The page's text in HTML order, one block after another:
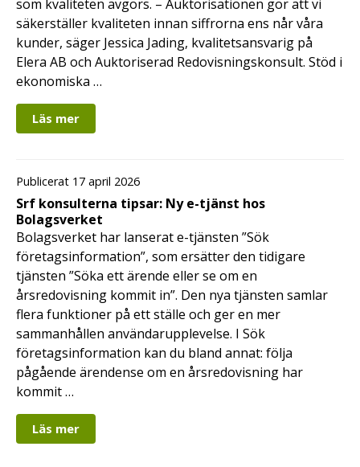
som kvaliteten avgörs. – Auktorisationen gör att vi
säkerställer kvaliteten innan siffrorna ens når våra
kunder, säger Jessica Jading, kvalitetsansvarig på
Elera AB och Auktoriserad Redovisningskonsult. Stöd i
ekonomiska …
Läs mer
Publicerat 17 april 2026
Srf konsulterna tipsar: Ny e-tjänst hos
Bolagsverket
Bolagsverket har lanserat e-tjänsten ”Sök
företagsinformation”, som ersätter den tidigare
tjänsten ”Söka ett ärende eller se om en
årsredovisning kommit in”. Den nya tjänsten samlar
flera funktioner på ett ställe och ger en mer
sammanhållen användarupplevelse. I Sök
företagsinformation kan du bland annat: följa
pågående ärendense om en årsredovisning har
kommit …
Läs mer